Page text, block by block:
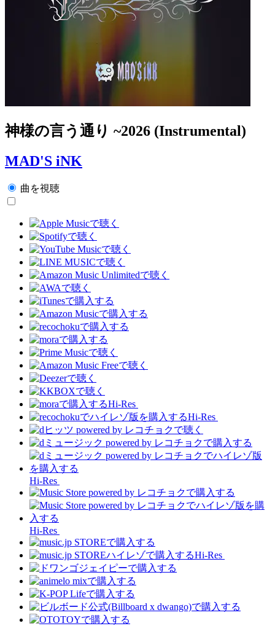
神様の言う通り ~2026 (Instrumental)
MAD'S iNK
曲を視聴
Hi-Res
Hi-Res
Hi-Res
Hi-Res
Hi-Res